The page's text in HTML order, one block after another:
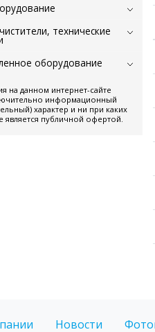
технические
оборудование
на данном интернет-сайте
информационный
характер и ни при каких
является публичной офертой.
Новости